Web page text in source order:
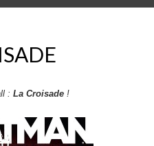
: La Croisade !